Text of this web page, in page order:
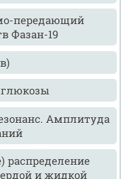
передающий
Фазан-19
глюкозы
Амплитуда
распределение
и жидкой